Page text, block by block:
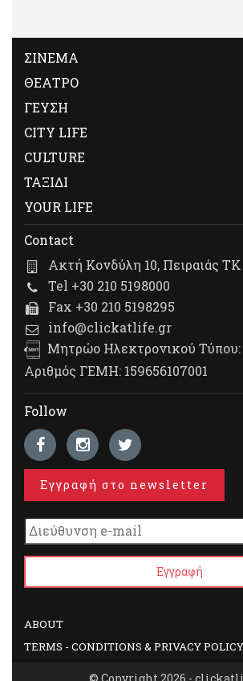
ΣΙΝΕΜΑ
ΘΕΑΤΡΟ
ΓΕΥΣΗ
CITY LIFE
CULTURE
ΤΑΞΙΔΙ
YOUR LIFE
Contact
Ακτή Κονδύλη 10, Πειραιάς ΤΚ
Tel +30 210 5198000
Fax +30 210 5198295
info@clickatlife.gr
Μητρώο Ηλεκτρονικού Τύπου:
Αριθμός ΓΕΜΗ: 159656107001
Follow
Εγγραφή στο newsletter
ABOUT
TERMS - CONDITIONS & PRIVACY POLICY